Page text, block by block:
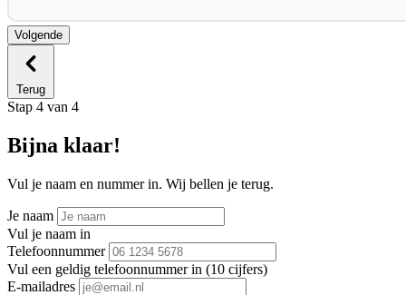
Volgende
Terug
Stap 4 van 4
Bijna klaar!
Vul je naam en nummer in. Wij bellen je terug.
Je naam
Vul je naam in
Telefoonnummer
Vul een geldig telefoonnummer in (10 cijfers)
E-mailadres